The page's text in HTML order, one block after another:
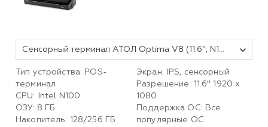
Сенсорный терминал АТОЛ Optima V8 (11.6", N100, 8 ГБ DDR4, SSD 128 Гб M.2, без АКБ, без ОС).
Тип устройства: POS-
терминал
CPU: Intel N100
ОЗУ: 8 ГБ
Накопитель: 128/256 ГБ
Экран: IPS, сенсорный
Разрешение: 11.6" 1920 x
1080
Поддержка ОС: Все
популярные ОC